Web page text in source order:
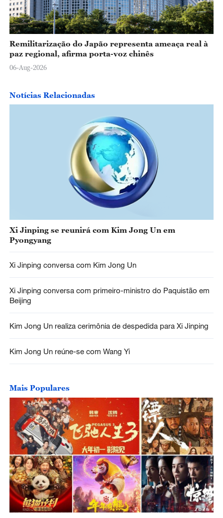
Remilitarização do Japão representa ameaça real à
paz regional, afirma porta-voz chinês
06-Aug-2026
Notícias Relacionadas
Xi Jinping se reunirá com Kim Jong Un em
Pyongyang
Xi Jinping conversa com Kim Jong Un
Xi Jinping conversa com primeiro-ministro do Paquistão em
Beijing
Kim Jong Un realiza cerimônia de despedida para Xi Jinping
Kim Jong Un reúne-se com Wang Yi
Mais Populares